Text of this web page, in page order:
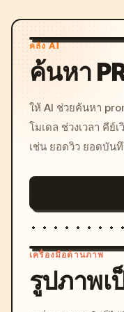
คลัง AI
ค้นหา
ให้ AI ช่วยค้นหา
โมเดล ช่วงเวลา คีย์
เช่น ยอดวิว ยอดบัน
เครื่องมือด้านภาพ
รูปภาพ